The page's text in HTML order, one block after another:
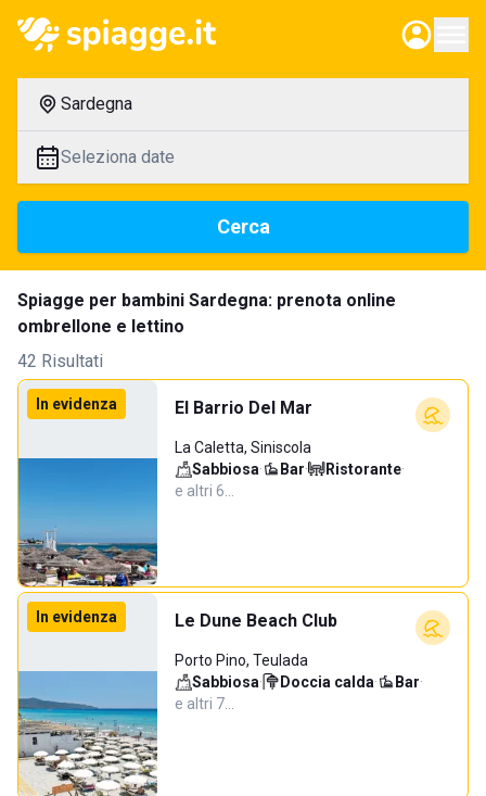
Sardegna
Seleziona date
Cerca
Spiagge per bambini Sardegna: prenota online
ombrellone e lettino
42 Risultati
In evidenza El Barrio Del Mar
La Caletta, Siniscola
Sabbiosa· Bar· Ristorante·
e altri 6…
In evidenza Le Dune Beach Club
Porto Pino, Teulada
Sabbiosa· Doccia calda· Bar·
e altri 7…